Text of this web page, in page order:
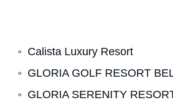
Calista Luxury Resort
GLORIA GOLF RESORT
GLORIA SERENITY